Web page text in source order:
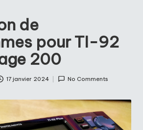
de
pour TI-92
200
17 janvier 2024 No Comments